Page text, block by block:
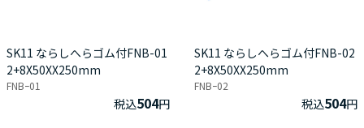
SK11 ならしへらゴム付FNB-01
2+8X50XX250mm
FNBｰ01
税込504円
SK11 ならしへらゴム付FNB-02
2+8X50XX250mm
FNBｰ02
税込504円